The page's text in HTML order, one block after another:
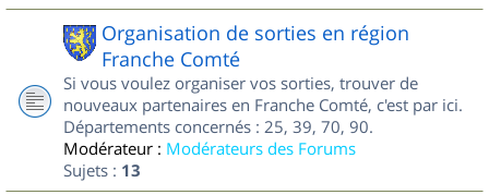
Organisation de sorties en région
Franche Comté
Si vous voulez organiser vos sorties, trouver de
nouveaux partenaires en Franche Comté, c'est par ici.
Départements concernés : 25, 39, 70, 90.
Modérateur : Modérateurs des Forums
Sujets : 13